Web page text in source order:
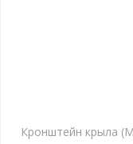
Кронштейн крыла